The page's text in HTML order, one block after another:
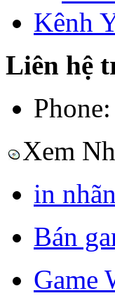
Kênh
Liên hệ
Phone:
Xem
in
Bán
Game